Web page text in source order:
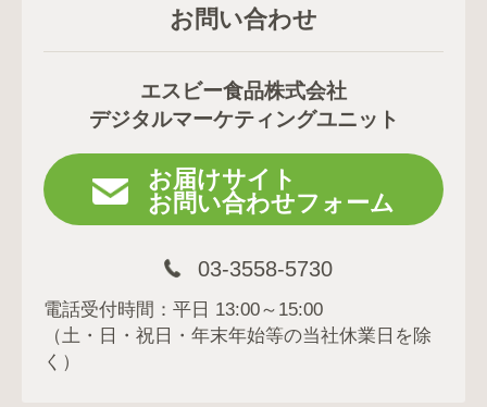
お問い合わせ
エスビー食品株式会社
デジタルマーケティングユニット
お届けサイト
お問い合わせフォーム
03-3558-5730
電話受付時間：平日 13:00～15:00
（土・日・祝日・年末年始等の当社休業日を除
く）